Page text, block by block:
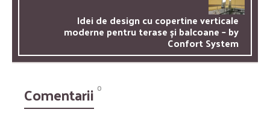
Idei de design cu copertine verticale
moderne pentru terase și balcoane – by
Confort System
Comentarii 0